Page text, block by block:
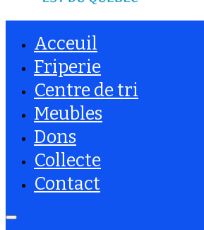
Acceuil
Friperie
Centre de tri
Meubles
Dons
Collecte
Contact